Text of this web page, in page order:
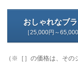
おしゃれなブ
［25,000円～65,000
（※［］の価格は、その